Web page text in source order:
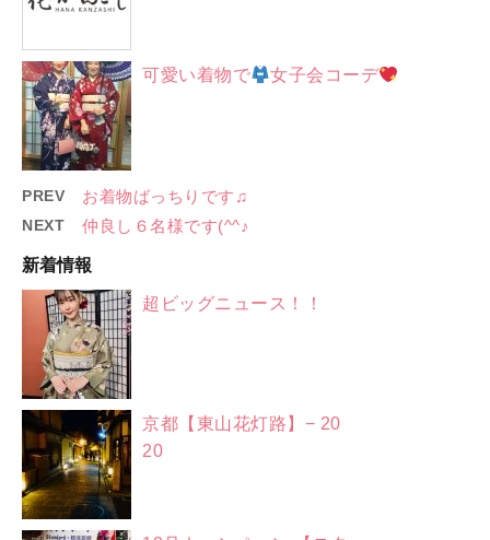
可愛い着物で 女子会コーデ
PREV お着物ばっちりです♫
NEXT 仲良し６名様です(^^♪
新着情報
超ビッグニュース！！
京都【東山花灯路】− 20
20